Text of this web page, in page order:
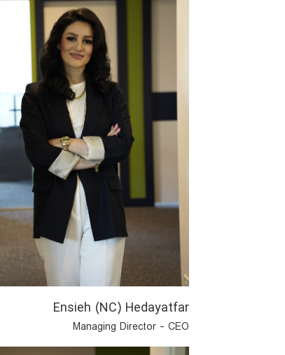
Alfred Adams
Ensieh (NC) Hedayatfar
Managing Director - CEO